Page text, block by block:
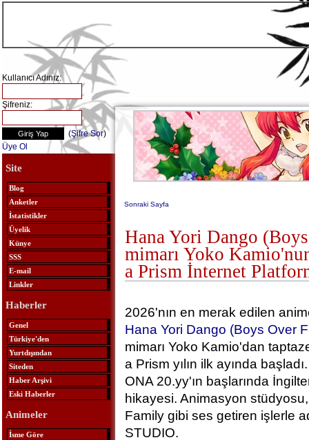
Kullanıcı Adınız:
Şifreniz:
(Şifre Sor)
Üye Ol
Site
Blog
Anketler
İstatistikler
Üyelik
Künye
SSS
E-mail
Linkler
Haberler
Genel
Türkiye'den
Yurtdışından
Siteden
Haber Arşivi
Eski Haberler
Animeler
İsme Göre
Sonraki Sayfa
Hana Yori Dango
mimarı Yoko
a Prism İnternet
2026'nın en merak edilen
Hana Yori Dango (Boys Over
mimarı Yoko Kamio'dan
a Prism yılın ilk ayında
ONA 20.yy'ın başlarında
hikayesi. Animasyon
Family gibi ses getiren işlerle
STUDIO.